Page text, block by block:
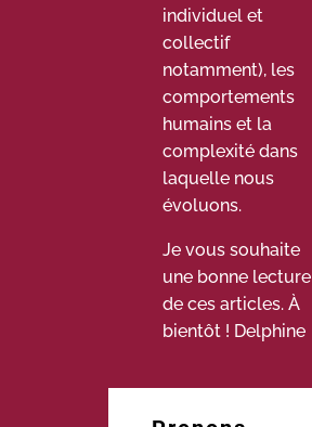
individuel et
collectif
notamment), les
comportements
humains et la
complexité dans
laquelle nous
évoluons.
Je vous souhaite
une bonne lecture
de ces articles. À
bientôt ! Delphine